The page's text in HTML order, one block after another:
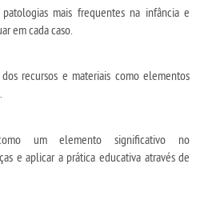
mais frequentes na infância e
em cada caso.
recursos e materiais como elementos
um elemento significativo no
e aplicar a prática educativa através de